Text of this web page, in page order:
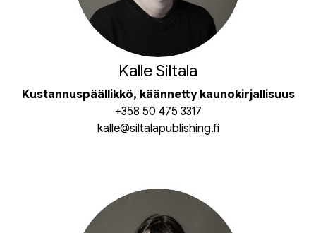
Kalle Siltala
Kustannuspäällikkö, käännetty kaunokirjallisuus
+358 50 475 3317
kalle@siltalapublishing.fi